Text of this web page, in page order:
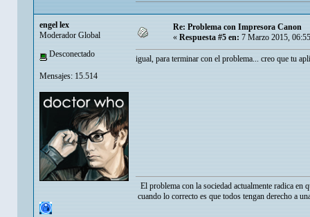
engel lex
Moderador Global
Desconectado
Mensajes: 15.514
Re: Problema con Impresora Canon
« Respuesta #5 en: 7 Marzo 2015,
igual, para terminar con el problema... creo que tu
El problema con la sociedad actualmente radica en
cuando lo correcto es que todos tengan derecho a